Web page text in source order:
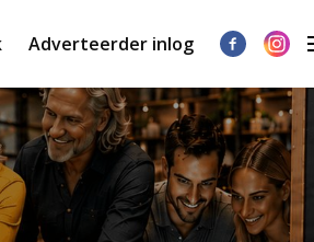
Adverteerder inlog